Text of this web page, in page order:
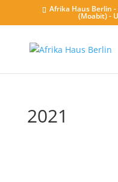
Afrika Haus Berlin
(Moabit) -
2021